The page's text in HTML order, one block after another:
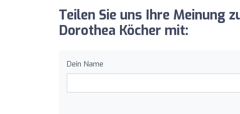
Teilen Sie uns Ihre Meinung
Dorothea Köcher mit:
Dein Name